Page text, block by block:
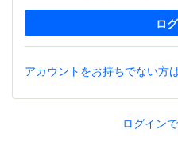
アカウントをお持ちでない方
ログイン